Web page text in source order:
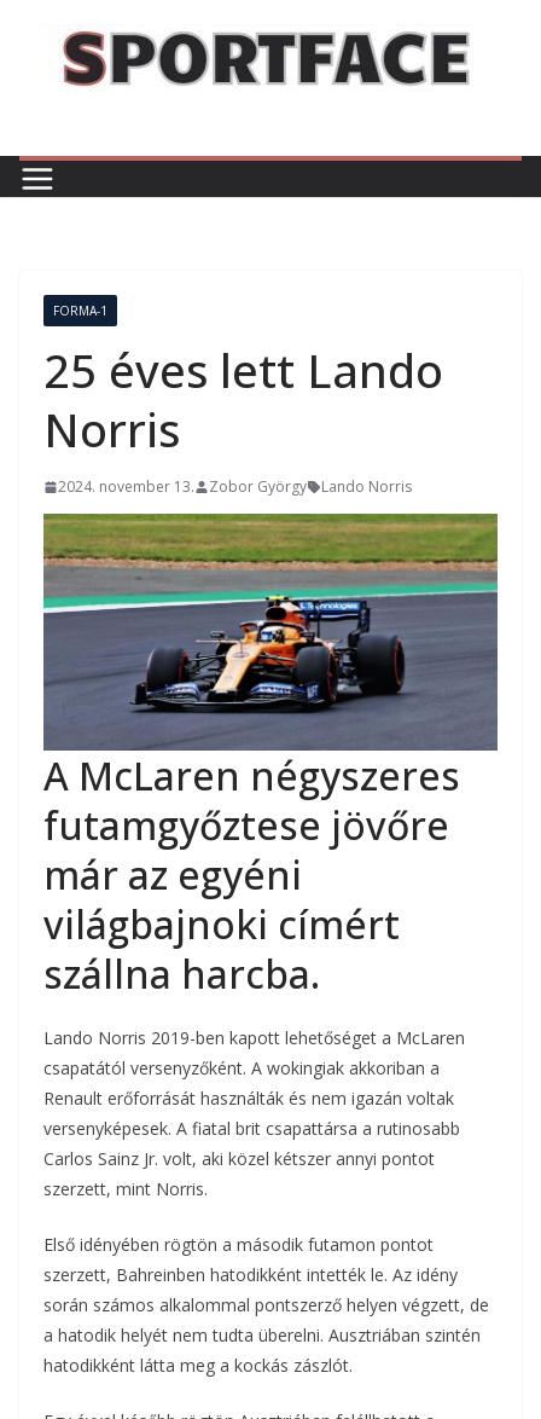
content
FORMA-1
25 éves lett Lando
Norris
2024. november 13. Zobor György Lando Norris
A McLaren négyszeres
futamgyőztese jövőre
már az egyéni
világbajnoki címért
szállna harcba.
Lando Norris 2019-ben kapott lehetőséget a McLaren
csapatától versenyzőként. A wokingiak akkoriban a
Renault erőforrását használták és nem igazán voltak
versenyképesek. A fiatal brit csapattársa a rutinosabb
Carlos Sainz Jr. volt, aki közel kétszer annyi pontot
szerzett, mint Norris.
Első idényében rögtön a második futamon pontot
szerzett, Bahreinben hatodikként intették le. Az idény
során számos alkalommal pontszerző helyen végzett, de
a hatodik helyét nem tudta überelni. Ausztriában szintén
hatodikként látta meg a kockás zászlót.